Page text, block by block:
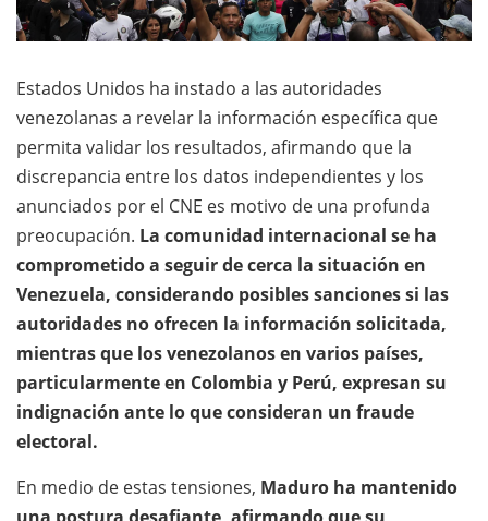
Estados Unidos ha instado a las autoridades
venezolanas a revelar la información específica que
permita validar los resultados, afirmando que la
discrepancia entre los datos independientes y los
anunciados por el CNE es motivo de una profunda
preocupación. La comunidad internacional se ha
comprometido a seguir de cerca la situación en
Venezuela, considerando posibles sanciones si las
autoridades no ofrecen la información solicitada,
mientras que los venezolanos en varios países,
particularmente en Colombia y Perú, expresan su
indignación ante lo que consideran un fraude
electoral.
En medio de estas tensiones, Maduro ha mantenido